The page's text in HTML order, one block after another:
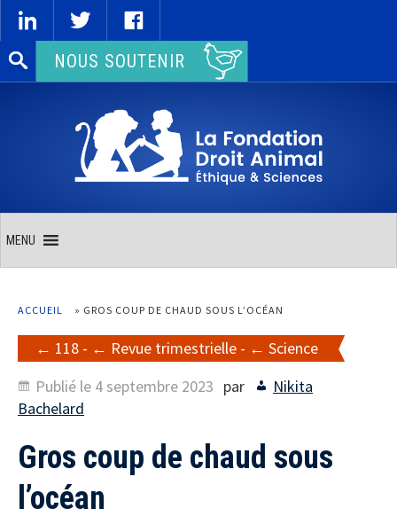
Rechercher :NOUS SOUTENIR
MENU
ACCUEIL » GROS COUP DE CHAUD SOUS L’OCÉAN
118 - Revue trimestrielle -
Science
Publié le 4 septembre 2023 par
Nikita
Bachelard
Gros coup de chaud sous
l’océan